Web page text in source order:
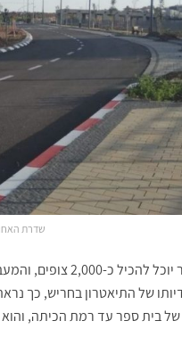
שדרת האחווה, תספק 50
של התיאטרון בחריש, כך
של בית ספר עד רמת הכיתה,